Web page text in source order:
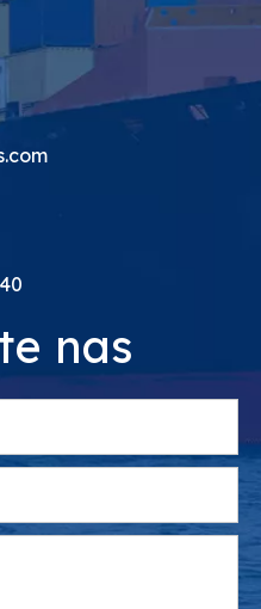
nas